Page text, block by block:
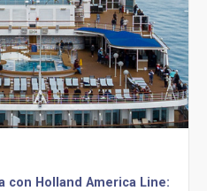
con Holland America Line: